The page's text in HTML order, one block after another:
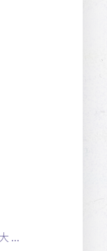
...